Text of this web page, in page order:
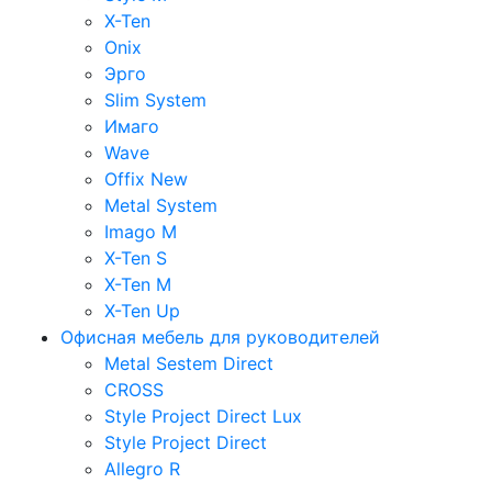
X-Ten
Onix
Эрго
Slim System
Имаго
Wave
Offix New
Metal System
Imago M
X-Ten S
X-Ten M
X-Ten Up
Офисная мебель для руководителей
Metal Sestem Direct
CROSS
Style Project Direct Lux
Style Project Direct
Allegro R